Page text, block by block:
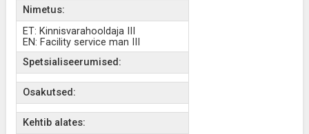
Nimetus:
ET: Kinnisvarahooldaja III
EN: Facility service man III
Spetsialiseerumised:
Osakutsed:
Kehtib alates: